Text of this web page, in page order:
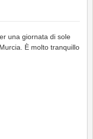
una giornata di sole
È molto tranquillo